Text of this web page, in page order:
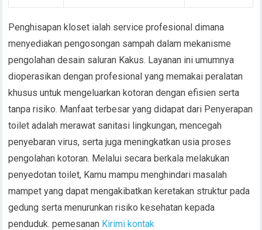
Penghisapan kloset ialah service profesional dimana
menyediakan pengosongan sampah dalam mekanisme
pengolahan desain saluran Kakus. Layanan ini umumnya
dioperasikan dengan profesional yang memakai peralatan
khusus untuk mengeluarkan kotoran dengan efisien serta
tanpa risiko. Manfaat terbesar yang didapat dari Penyerapan
toilet adalah merawat sanitasi lingkungan, mencegah
penyebaran virus, serta juga meningkatkan usia proses
pengolahan kotoran. Melalui secara berkala melakukan
penyedotan toilet, Kamu mampu menghindari masalah
mampet yang dapat mengakibatkan keretakan struktur pada
gedung serta menurunkan risiko kesehatan kepada
penduduk. pemesanan Kirimi kontak